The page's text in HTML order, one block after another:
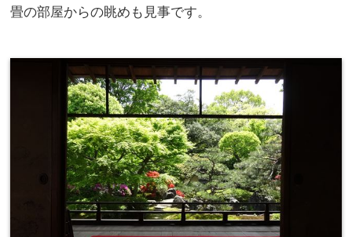
畳の部屋からの眺めも見事です。